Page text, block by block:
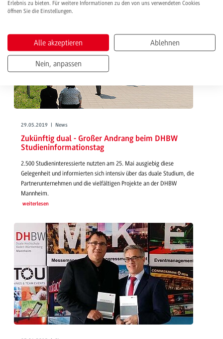
29.05.2019 | News
Zukünftig dual - Großer Andrang beim DHBW
Studieninformationstag
2.500 Studieninteressierte nutzten am 25. Mai ausgiebig diese
Gelegenheit und informierten sich intensiv über das duale Studium, die
Partnerunternehmen und die vielfältigen Projekte an der DHBW
Mannheim.
weiterlesen
Erlebnis zu bieten. Für weitere Informationen zu den von uns verwendeten Cookies
öffnen Sie die Einstellungen.
Alle akzeptieren Ablehnen
Nein, anpassen